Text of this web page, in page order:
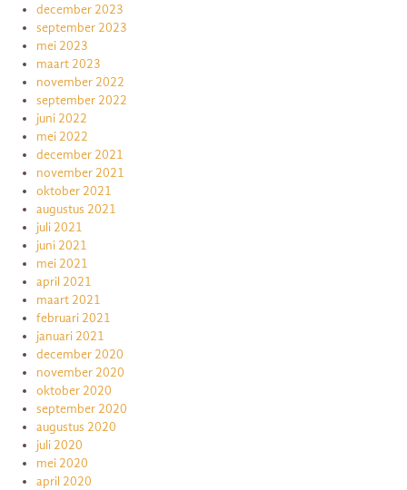
december 2023
september 2023
mei 2023
maart 2023
november 2022
september 2022
juni 2022
mei 2022
december 2021
november 2021
oktober 2021
augustus 2021
juli 2021
juni 2021
mei 2021
april 2021
maart 2021
februari 2021
januari 2021
december 2020
november 2020
oktober 2020
september 2020
augustus 2020
juli 2020
mei 2020
april 2020